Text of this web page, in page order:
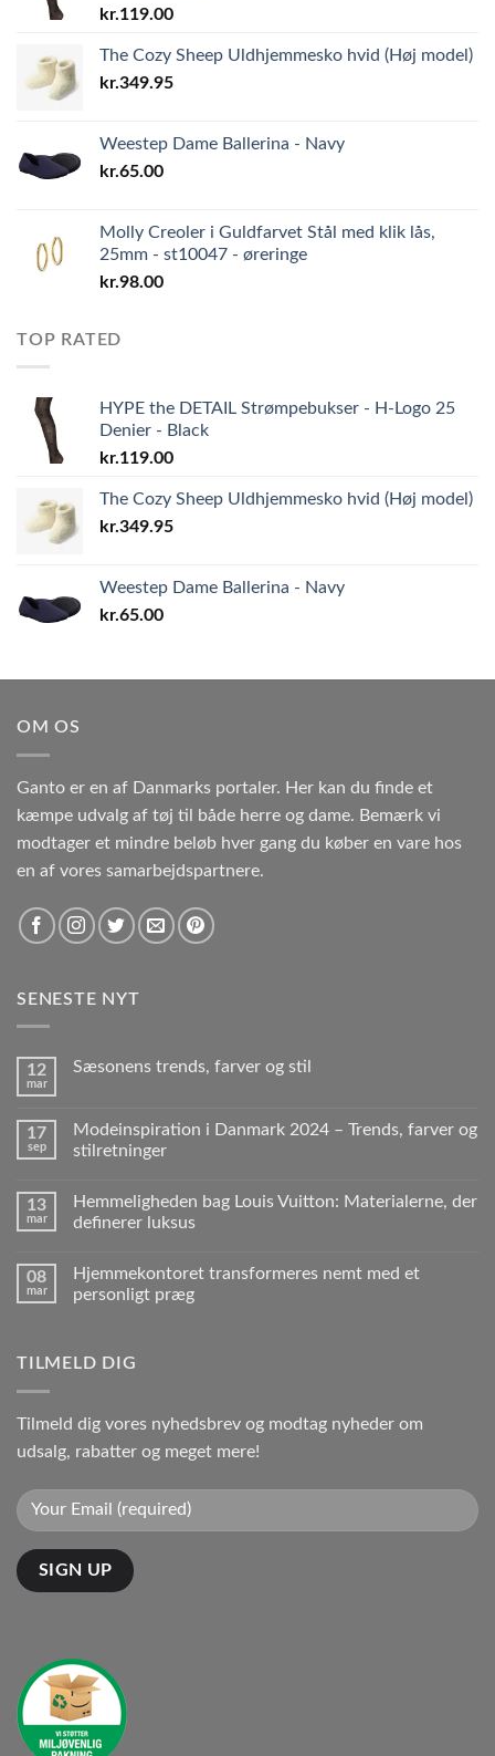
kr.119.00
The Cozy Sheep Uldhjemmesko hvid (Høj model)
kr.349.95
Weestep Dame Ballerina - Navy
kr.65.00
Molly Creoler i Guldfarvet Stål med klik lås,
25mm - st10047 - øreringe
kr.98.00
TOP RATED
HYPE the DETAIL Strømpebukser - H-Logo 25
Denier - Black
kr.119.00
The Cozy Sheep Uldhjemmesko hvid (Høj model)
kr.349.95
Weestep Dame Ballerina - Navy
kr.65.00
OM OS
Ganto er en af Danmarks portaler. Her kan du finde et
kæmpe udvalg af tøj til både herre og dame. Bemærk vi
modtager et mindre beløb hver gang du køber en vare hos
en af vores samarbejdspartnere.
SENESTE NYT
12
mar
Sæsonens trends, farver og stil
17
sep
Modeinspiration i Danmark 2024 – Trends, farver og
stilretninger
13
mar
Hemmeligheden bag Louis Vuitton: Materialerne, der
definerer luksus
08
mar
Hjemmekontoret transformeres nemt med et
personligt præg
TILMELD DIG
Tilmeld dig vores nyhedsbrev og modtag nyheder om
udsalg, rabatter og meget mere!